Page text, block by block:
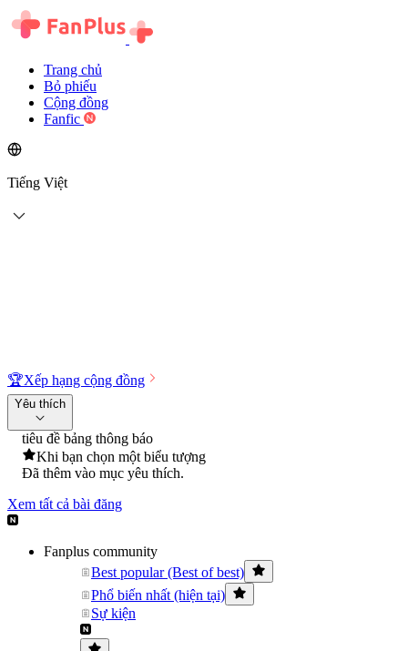
Trang chủ
Bỏ phiếu
Cộng đồng
Fanfic
Tiếng Việt
🏆Xếp hạng cộng đồng
Yêu thích
tiêu đề bảng thông báo
Khi bạn chọn một biểu tượng
Đã thêm vào mục yêu thích.
Xem tất cả bài đăng
Fanplus community
Best popular (Best of best)
Phổ biến nhất (hiện tại)
Sự kiện